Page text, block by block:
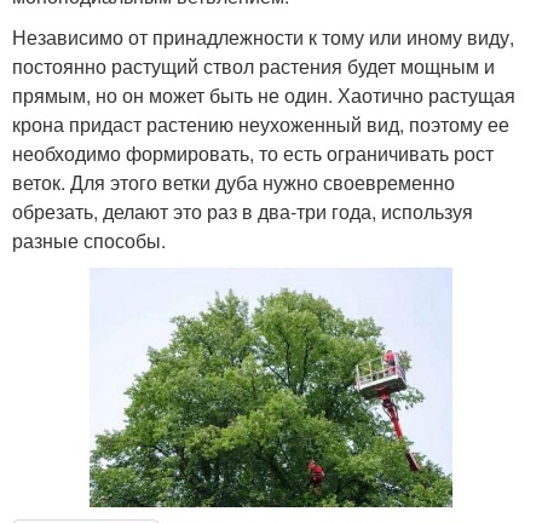
Независимо от принадлежности к тому или иному виду,
постоянно растущий ствол растения будет мощным и
прямым, но он может быть не один. Хаотично растущая
крона придаст растению неухоженный вид, поэтому ее
необходимо формировать, то есть ограничивать рост
веток. Для этого ветки дуба нужно своевременно
обрезать, делают это раз в два-три года, используя
разные способы.